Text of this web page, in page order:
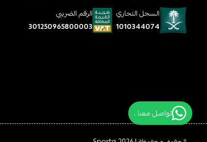
السجل التجاري
1010344074
الرقم الضريبي
301250965800003
تواصل معنا ،